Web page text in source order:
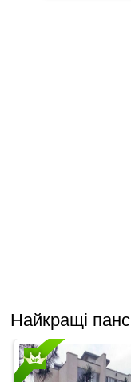
Найкращі